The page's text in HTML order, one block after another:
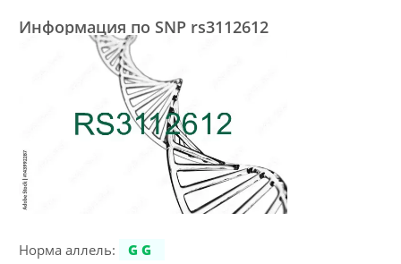
Информация по SNP rs3112612
Норма аллель:
GG